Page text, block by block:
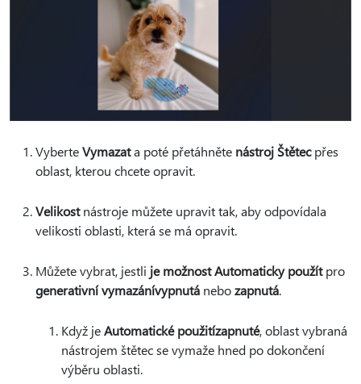
VyberteVymazata poté přetáhněte nástroj Štětecpřes
oblast, kterou chcete opravit.
Velikostnástroje můžete upravit tak, aby odpovídala
velikosti oblasti, která se má opravit.
Můžete vybrat, jestli je možnost Automaticky použítpro
generativní vymazánívypnutá nebozapnutá.
Když jeAutomatické použitízapnuté, oblast vybraná
nástrojem štětec se vymaže hned po dokončení
výběru oblasti.